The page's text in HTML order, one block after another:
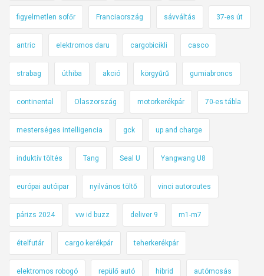
figyelmetlen sofőr Franciaország sávváltás 37-es út
antric elektromos daru cargobicikli casco
strabag úthiba akció körgyűrű gumiabroncs
continental Olaszország motorkerékpár 70-es tábla
mesterséges intelligencia gck up and charge
induktív töltés Tang Seal U Yangwang U8
európai autóipar nyilvános töltő vinci autoroutes
párizs 2024 vw id buzz deliver 9 m1-m7
ételfutár cargo kerékpár teherkerékpár
elektromos robogó repülő autó hibrid autómosás